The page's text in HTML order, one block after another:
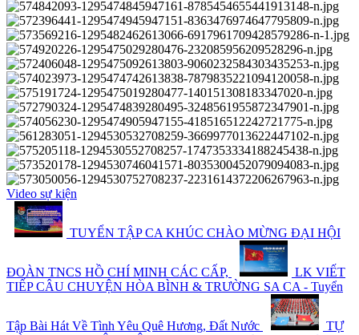
Video sự kiện
TUYỂN TẬP CA KHÚC CHÀO MỪNG ĐẠI HỘI
ĐOÀN TNCS HỒ CHÍ MINH CÁC CẤP,
LK VIẾT
TIẾP CÂU CHUYỆN HÒA BÌNH & TRƯỜNG SA CA - Tuyển
Tập Bài Hát Về Tình Yêu Quê Hương, Đất Nước
TỰ